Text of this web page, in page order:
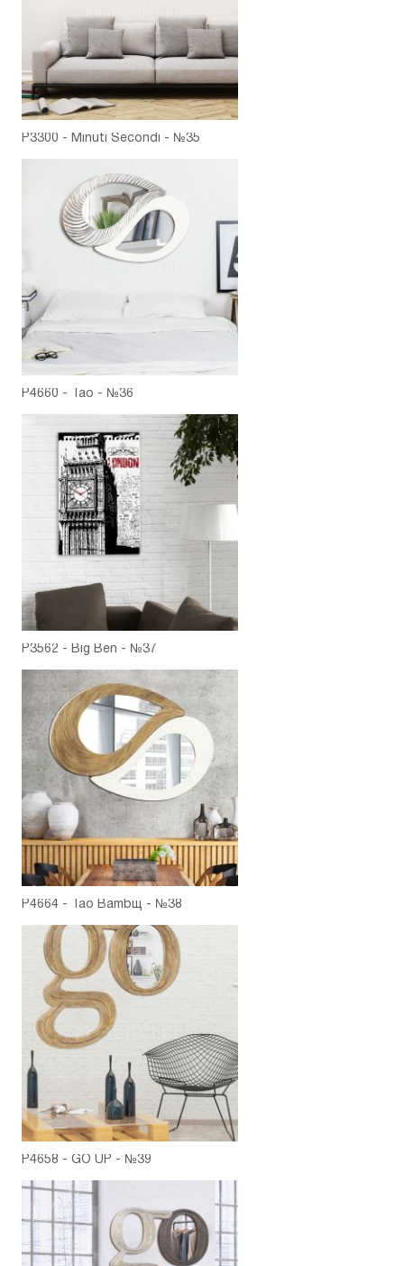
P3300 - Minuti Secondi - №35
P4660 - Tao - №36
P3562 - Big Ben - №37
P4664 - Tao Bambщ - №38
P4658 - GO UP - №39